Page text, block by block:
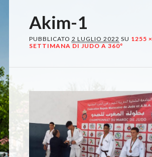
Akim-1
PUBBLICATO 2 LUGLIO 2022 SU 1255
SETTIMANA DI JUDO A 360°